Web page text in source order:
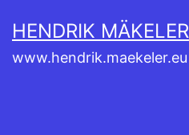
au
contenu
HENDRIK MÄKELER
www.hendrik.maekeler.eu